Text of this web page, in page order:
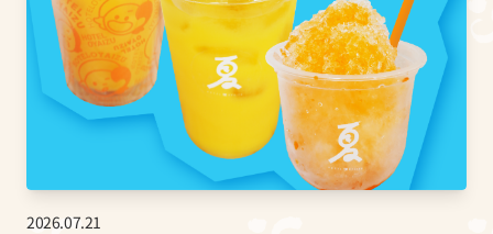
2026.07.21